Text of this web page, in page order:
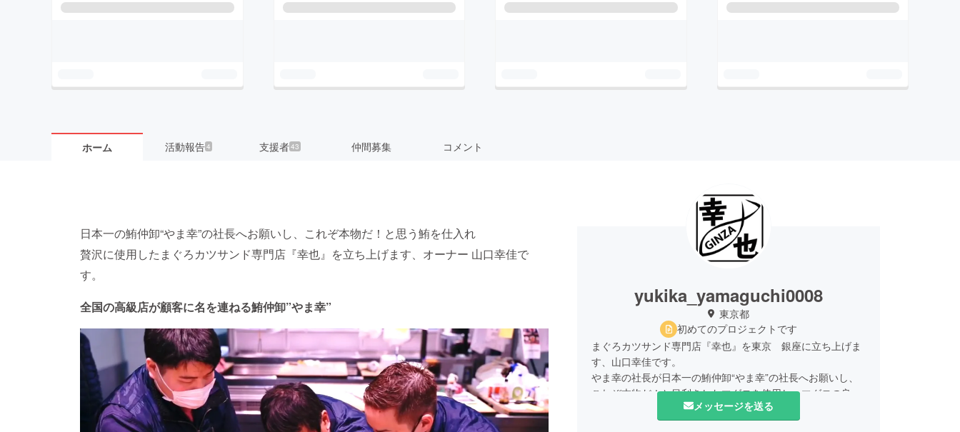
ホーム 活動報告4 支援者43 仲間募集 コメント
日本一の鮪仲卸“やま幸”の社長へお願いし、これぞ本物だ！と思う鮪を仕入れ
贅沢に使用したまぐろカツサンド専門店『幸也』を立ち上げます、オーナー 山口幸佳で
す。
全国の高級店が顧客に名を連ねる鮪仲卸”やま幸”
yukika_yamaguchi0008
東京都
初めてのプロジェクトです
まぐろカツサンド専門店『幸也』を東京 銀座に立ち上げま
す、山口幸佳です。
やま幸の社長が日本一の鮪仲卸“やま幸”の社長へお願いし、
これぞ本物だ！と目利きしたマグロを使用し、マグロの良さ
を生かしてヘルシーにお召し上がり頂く究極のまぐろカツサ
ンドのお店です。昨今需要が伸び続けるテイクアウト業態で
メッセージを送る